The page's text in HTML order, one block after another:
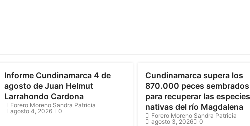
Informe Cundinamarca 4 de
agosto de Juan Helmut
Larrahondo Cardona
Forero Moreno Sandra Patricia
agosto 4, 2026
0
Cundinamarca supera los
870.000 peces sembrados
para recuperar las especies
nativas del río Magdalena
Forero Moreno Sandra Patricia
agosto 3, 2026
0